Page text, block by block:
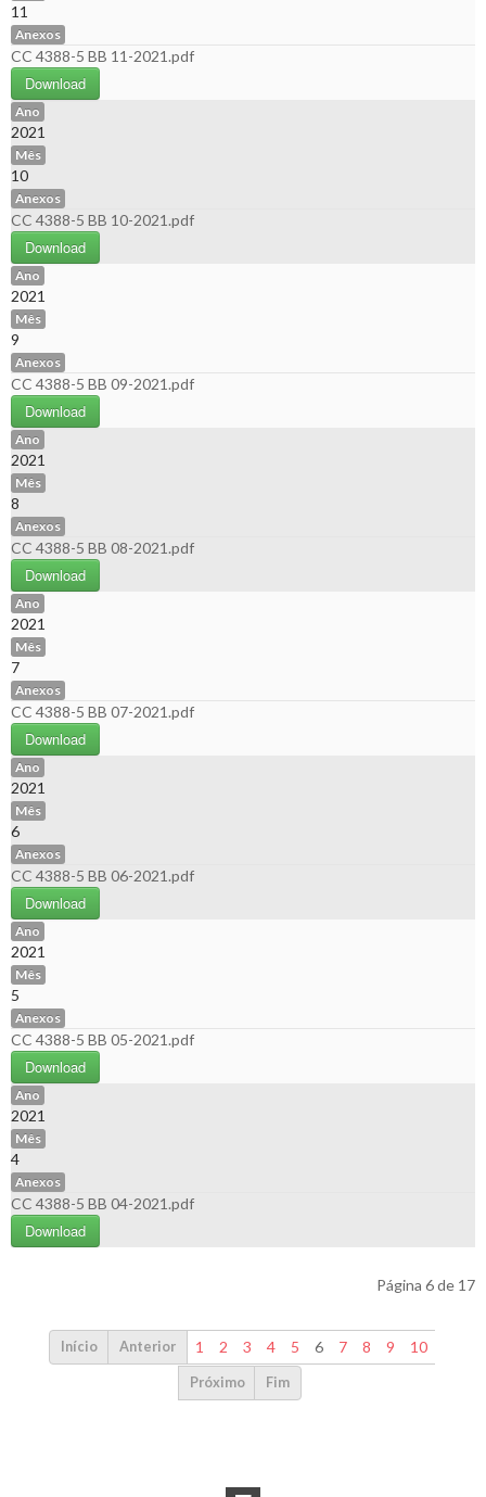
11
Anexos
CC 4388-5 BB 11-2021.pdf
Download
Ano
2021
Mês
10
Anexos
CC 4388-5 BB 10-2021.pdf
Download
Ano
2021
Mês
9
Anexos
CC 4388-5 BB 09-2021.pdf
Download
Ano
2021
Mês
8
Anexos
CC 4388-5 BB 08-2021.pdf
Download
Ano
2021
Mês
7
Anexos
CC 4388-5 BB 07-2021.pdf
Download
Ano
2021
Mês
6
Anexos
CC 4388-5 BB 06-2021.pdf
Download
Ano
2021
Mês
5
Anexos
CC 4388-5 BB 05-2021.pdf
Download
Ano
2021
Mês
4
Anexos
CC 4388-5 BB 04-2021.pdf
Download
Página 6 de 17
Início Anterior 1 2 3 4 5 6 7 8 9 10
Próximo Fim